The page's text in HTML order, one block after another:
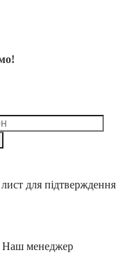
для підтверждення
Наш менеджер